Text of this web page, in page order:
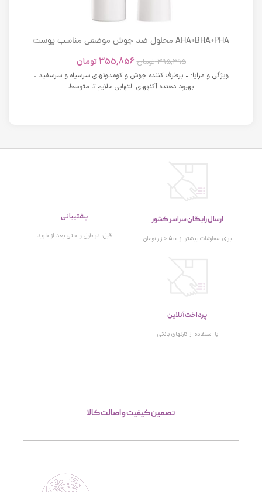
AHA+BHA+PHA محلول ضد جوش موضعی مناسب پوست
395,395 تومان 355,856 تومان
ویژگی و مزایا: • برطرف کننده جوش و کومدونهای سرسیاه و سرسفید •
بهبود دهنده آکنههای التهابی ملایم تا متوسط
ارسال رایگان سراسر کشور
برای سفارشات بیشتر از 500 هزار تومان
پشتیبانی
قبل، در طول و حتی بعد از خرید
پرداخت آنلاین
با استفاده از کارتهای بانکی
تصمین کیفیت و اصالت کالا